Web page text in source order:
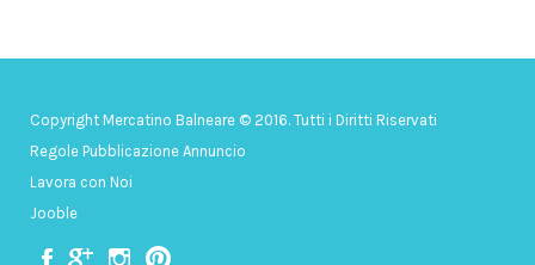
Copyright Mercatino Balneare © 2016. Tutti i Diritti Riservati
Regole Pubblicazione Annuncio
Lavora con Noi
Jooble